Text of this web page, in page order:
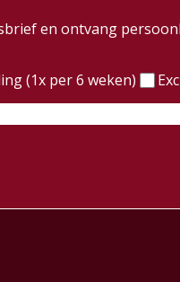
en ontvang
(1x per 6 weken)